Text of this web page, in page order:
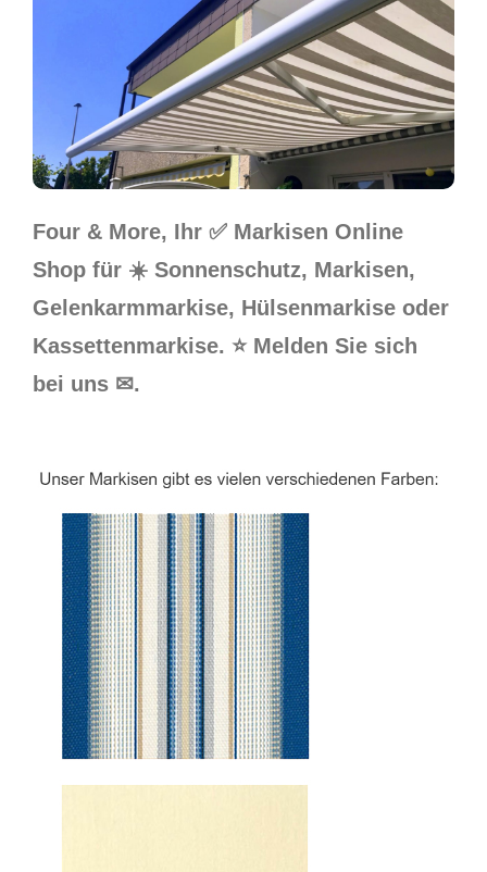
Four & More, Ihr ✅ Markisen Online
Shop für ☀️ Sonnenschutz, Markisen,
Gelenkarmmarkise, Hülsenmarkise oder
Kassettenmarkise. ⭐ Melden Sie sich
bei uns ✉.